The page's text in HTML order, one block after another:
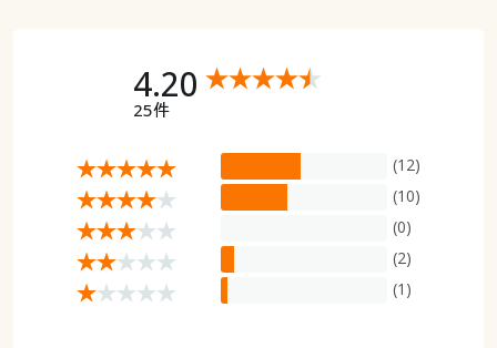
4.20
25件
(12)
(10)
(0)
(2)
(1)